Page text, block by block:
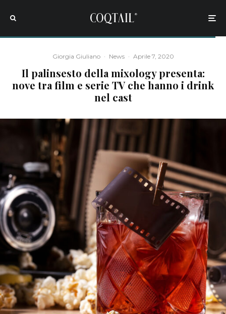
Giorgia Giuliano · News · Aprile 7, 2020
Il palinsesto della mixology presenta:
nove tra film e serie TV che hanno i drink
nel cast